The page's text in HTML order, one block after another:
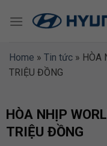
Home » Tin tức » HÒA
TRIỆU ĐỒNG
HÒA NHỊP
TRIỆU ĐỒNG